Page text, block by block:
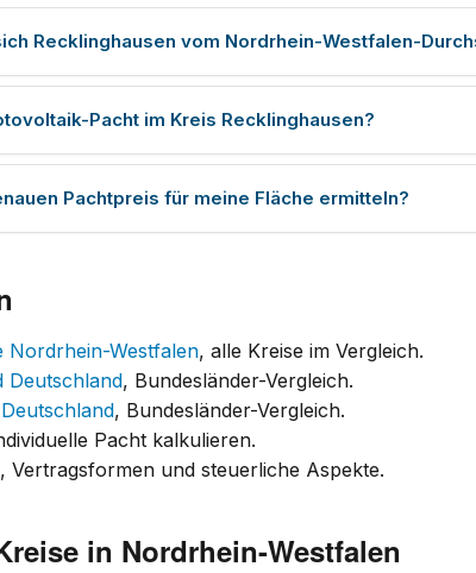
Recklinghausen vom Nordrhein-Westfalen-
Pacht im Kreis Recklinghausen?
Pachtpreis für meine Fläche ermitteln?
Nordrhein-Westfalen, alle Kreise im Vergleich.
Deutschland, Bundesländer-Vergleich.
, Bundesländer-Vergleich.
Pacht kalkulieren.
, Vertragsformen und steuerliche Aspekte.
in Nordrhein-Westfalen